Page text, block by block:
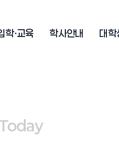
학·교육 학사안내 대학